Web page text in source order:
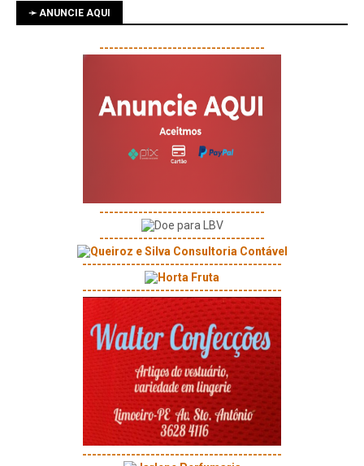
➛ ANUNCIE AQUI
----------------------------------
----------------------------------
----------------------------------
-----------------------------------------
-----------------------------------------
-----------------------------------------